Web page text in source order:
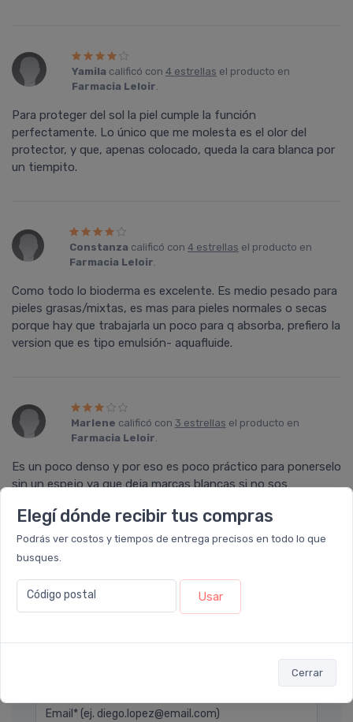
Elegí dónde recibir tus compras
Podrás ver costos y tiempos de entrega precisos en todo lo que
busques.
Código postal Usar
Cerrar
Yamila calificó con 4 estrellas el producto en
Farmacia Leloir.
Para proteger del sol la piel cumple la función
perfectamente. Lo único que me molesta es el olor del
protector, y que, apenas colocado, queda la cara blanca por
un tiempito.
Constanza calificó con 4 estrellas el producto en
Farmacia Leloir.
Como todo lo bioderma es excelente. Es medio pesado para
pieles grasas/mixtas, es mas para pieles normales o secas
porque hay que trabajarla un poco para q absorba, prefiero la
version que es tipo emulsión- aquafluide.
Marlene calificó con 3 estrellas el producto en
Farmacia Leloir.
Es un poco denso y por eso es poco práctico para ponerselo
sin un espejo ya que deja marcas blancas si no sos
Email* (ej. diego.lopez@email.com)